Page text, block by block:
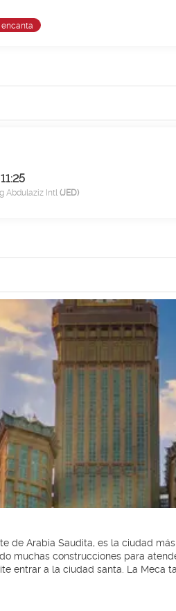
encanta
11:25
Abdulaziz Intl (JED)
de Arabia Saudita, es la ciudad
muchas construcciones para
entrar a la ciudad santa. La Meca
La Kaaba está ubicada en el